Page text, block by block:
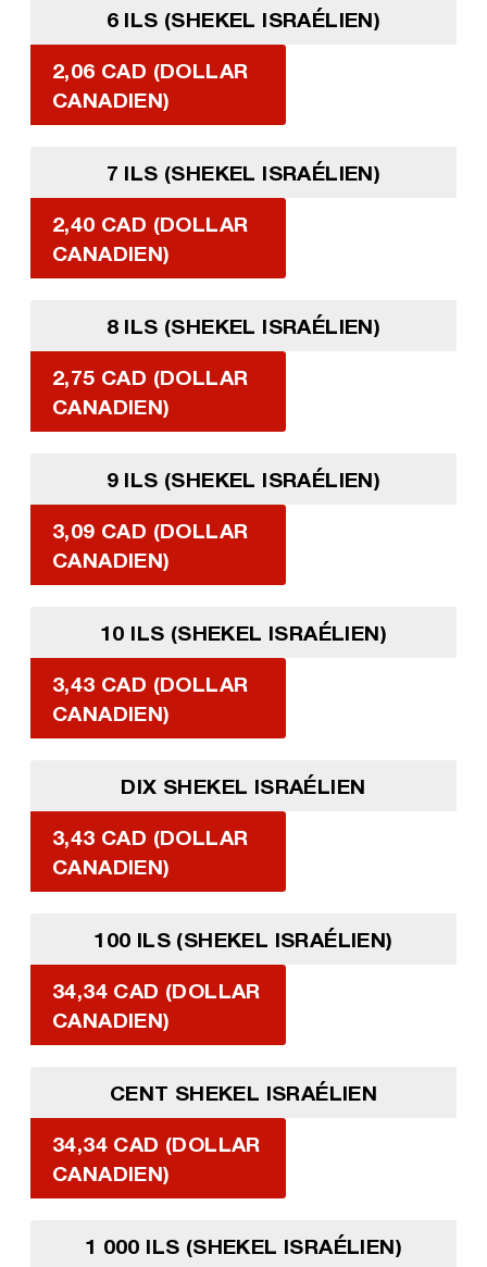
6 ILS (SHEKEL ISRAÉLIEN)
2,06 CAD (DOLLAR
CANADIEN)
7 ILS (SHEKEL ISRAÉLIEN)
2,40 CAD (DOLLAR
CANADIEN)
8 ILS (SHEKEL ISRAÉLIEN)
2,75 CAD (DOLLAR
CANADIEN)
9 ILS (SHEKEL ISRAÉLIEN)
3,09 CAD (DOLLAR
CANADIEN)
10 ILS (SHEKEL ISRAÉLIEN)
3,43 CAD (DOLLAR
CANADIEN)
DIX SHEKEL ISRAÉLIEN
3,43 CAD (DOLLAR
CANADIEN)
100 ILS (SHEKEL ISRAÉLIEN)
34,34 CAD (DOLLAR
CANADIEN)
CENT SHEKEL ISRAÉLIEN
34,34 CAD (DOLLAR
CANADIEN)
1 000 ILS (SHEKEL ISRAÉLIEN)